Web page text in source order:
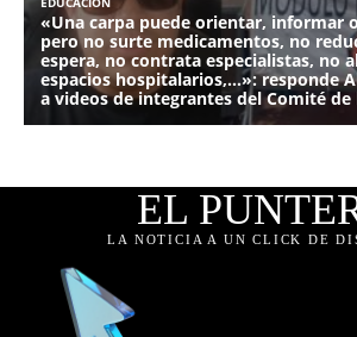
EL
LA NOTICIA A UN CLICK DE